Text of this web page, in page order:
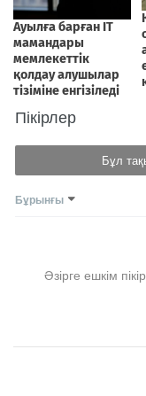
Пікірлер
Бұл
Бұрынғы
Әзірге ешкім